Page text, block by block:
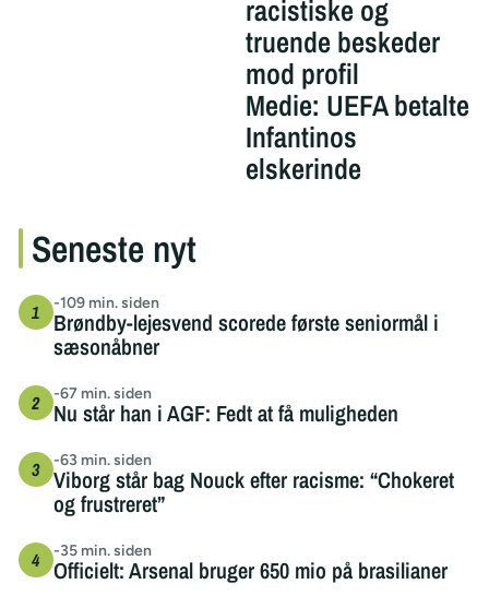
racistiske og
truende beskeder
mod profil
Medie: UEFA betalte
Infantinos
elskerinde
Seneste nyt
-109 min. siden
Brøndby-lejesvend scorede første seniormål i
sæsonåbner
-67 min. siden
Nu står han i AGF: Fedt at få muligheden
-63 min. siden
Viborg står bag Nouck efter racisme: “Chokeret
og frustreret”
-35 min. siden
Officielt: Arsenal bruger 650 mio på brasilianer